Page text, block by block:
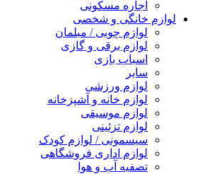
اجاره مسکونی
لوازم خانگی و شخصی
لوازم چوبی / مبلمان
لوازم برقی و گازی
اسباب بازی
سایر
لوازم ورزشی
لوازم خانه و آشپزخانه
لوازم موسیقی
لوازم تزئینی
سیسمونی / لوازم کودک
لوازم اداری فروشگاهی
تصفیه آب و هوا